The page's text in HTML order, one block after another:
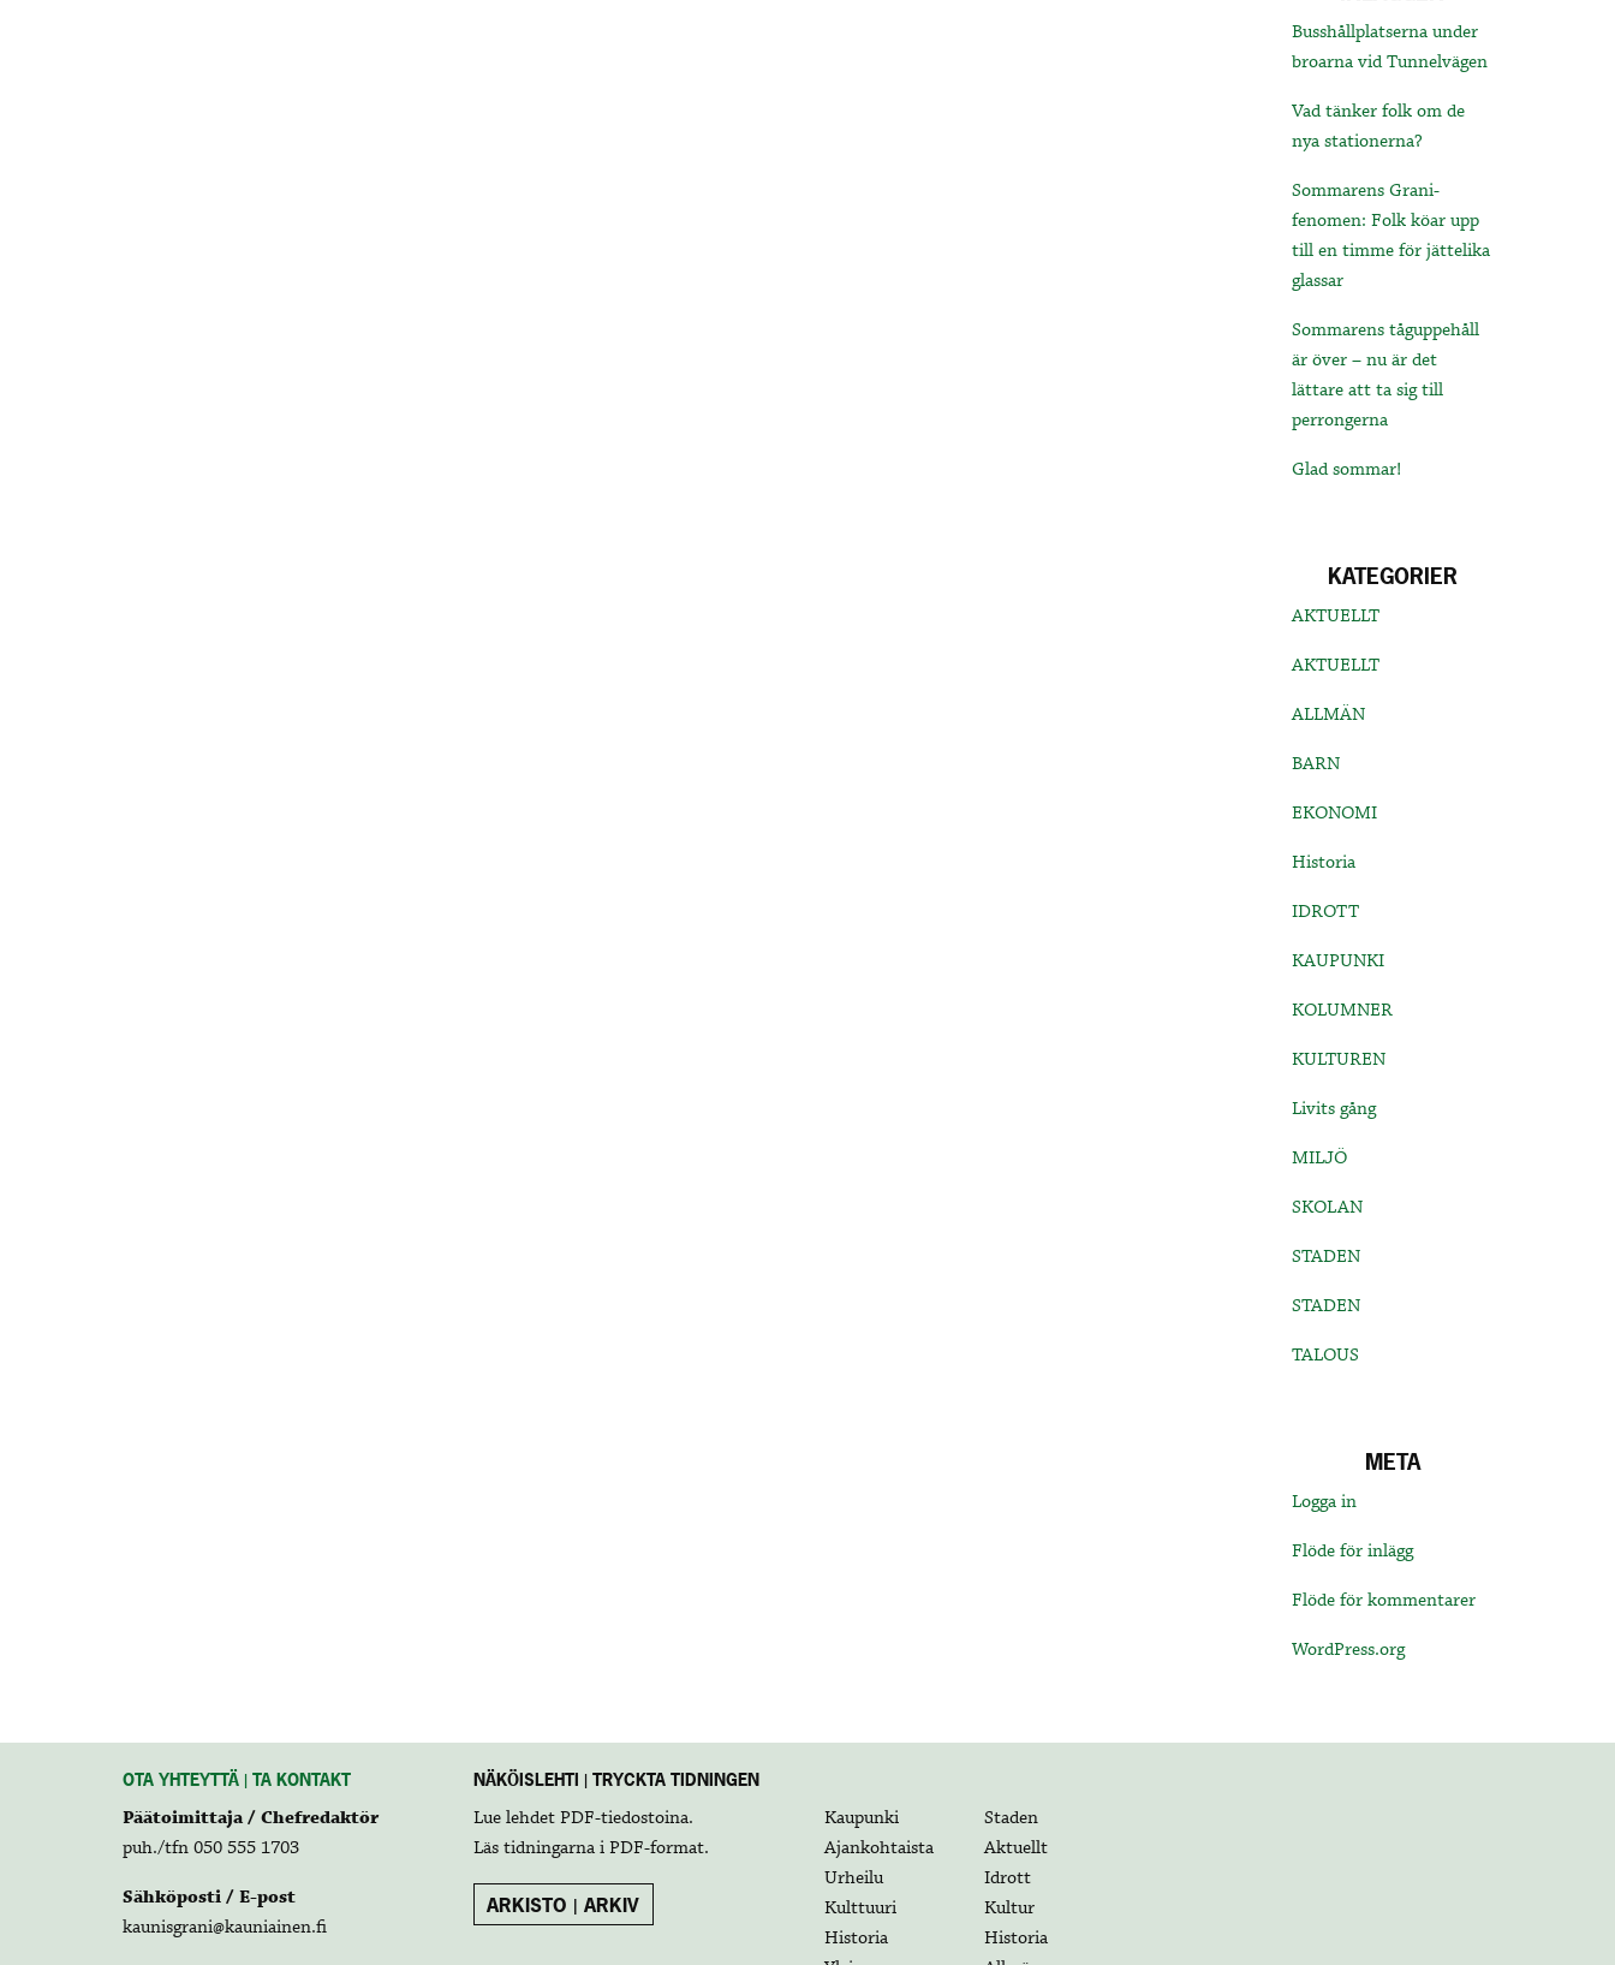
Busshållplatserna under
broarna vid Tunnelvägen
Vad tänker folk om de
nya stationerna?
Sommarens Grani-
fenomen: Folk köar upp
till en timme för jättelika
glassar
Sommarens tåguppehåll
är över – nu är det
lättare att ta sig till
perrongerna
Glad sommar!
KATEGORIER
AKTUELLT
AKTUELLT
ALLMÄN
BARN
EKONOMI
Historia
IDROTT
KAUPUNKI
KOLUMNER
KULTUREN
Livits gång
MILJÖ
SKOLAN
STADEN
STADEN
TALOUS
META
Logga in
Flöde för inlägg
Flöde för kommentarer
WordPress.org
OTA YHTEYTTÄ | TA KONTAKT
Päätoimittaja / Chefredaktör
puh./tfn 050 555 1703
Sähköposti / E-post
kaunisgrani@kauniainen.fi
NÄKÖISLEHTI | TRYCKTA TIDNINGEN
Lue lehdet PDF-tiedostoina.
Läs tidningarna i PDF-format.
ARKISTO | ARKIV
Kaupunki
Staden
Ajankohtaista
Aktuellt
Urheilu
Idrott
Kulttuuri
Kultur
Historia
Historia